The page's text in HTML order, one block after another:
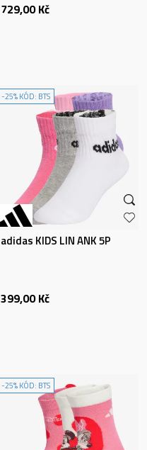
729,00 Kč
-25% KÓD: BTS
adidas KIDS LIN ANK 5P
399,00 Kč
-25% KÓD: BTS